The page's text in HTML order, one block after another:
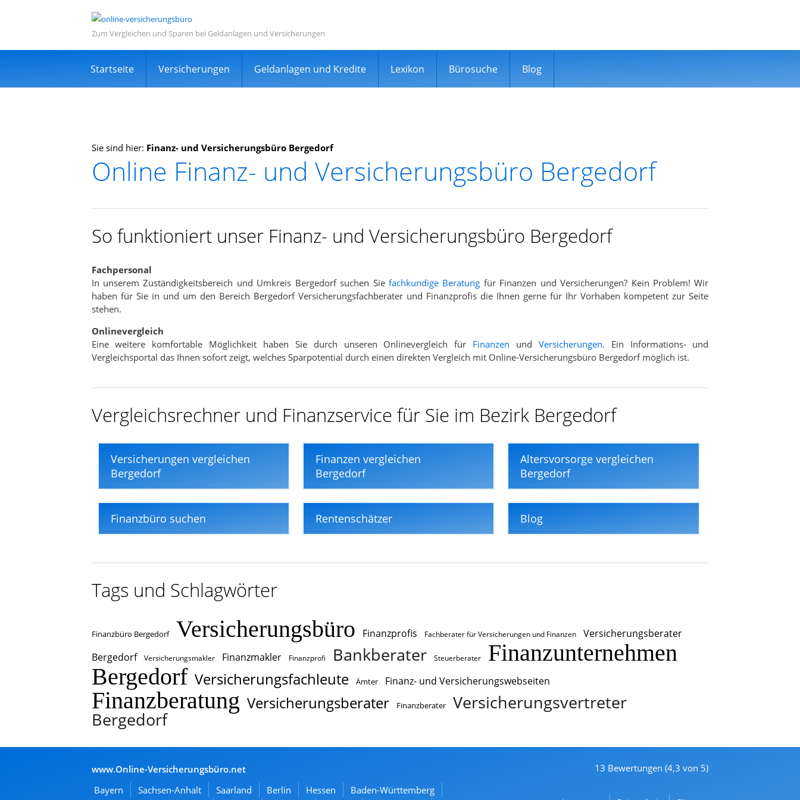
Zum Vergleichen und Sparen bei Geldanlagen und Versicherungen
Startseite Versicherungen Geldanlagen und Kredite Lexikon Bürosuche Blog
Informations- und Vergleichsportal
Sehr viele zufriedene Kunden
Kostenlos
Expertensuche in Ihrer Nähe
In nur wenigen Minuten
Sie sind hier: Finanz- und Versicherungsbüro Bergedorf
Online Finanz- und Versicherungsbüro Bergedorf
So funktioniert unser Finanz- und Versicherungsbüro Bergedorf
Fachpersonal
In unserem Zuständigkeitsbereich und Umkreis Bergedorf suchen Sie fachkundige Beratung für Finanzen und Versicherungen? Kein Problem! Wir
haben für Sie in und um den Bereich Bergedorf Versicherungsfachberater und Finanzprofis die Ihnen gerne für Ihr Vorhaben kompetent zur Seite
stehen.
Onlinevergleich
Eine weitere komfortable Möglichkeit haben Sie durch unseren Onlinevergleich für Finanzen und Versicherungen. Ein Informations- und
Vergleichsportal das Ihnen sofort zeigt, welches Sparpotential durch einen direkten Vergleich mit Online-Versicherungsbüro Bergedorf möglich ist.
Vergleichsrechner und Finanzservice für Sie im Bezirk Bergedorf
Versicherungen vergleichen
Bergedorf
Finanzen vergleichen
Bergedorf
Altersvorsorge vergleichen
Bergedorf
Finanzbüro suchen Rentenschätzer Blog
Tags und Schlagwörter
Finanzbüro Bergedorf Versicherungsbüro Finanzprofis Fachberater für Versicherungen und Finanzen
Versicherungsberater
Bergedorf
Versicherungsmakler Finanzmakler Finanzprofi Bankberater Steuerberater
Finanzunternehmen
Bergedorf Versicherungsfachleute Ämter Finanz- und Versicherungswebseiten
Finanzberatung Versicherungsberater Finanzberater Versicherungsvertreter
Bergedorf
www.Online-Versicherungsbüro.net
Bayern
Sachsen-Anhalt Saarland Berlin Hessen
Baden-Württemberg
13 Bewertungen (4,3 von 5)